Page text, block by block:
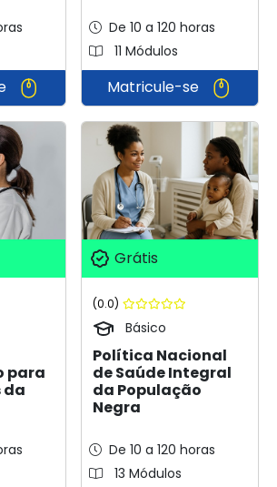
De 10 a 120 horas
11 Módulos
Matricule-se
para
da
Grátis
(0.0)
Básico
Política Nacional
de Saúde Integral
da População
Negra
De 10 a 120 horas
13 Módulos